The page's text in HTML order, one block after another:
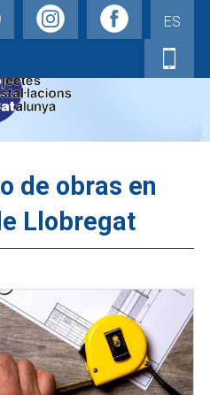
ES
de obras en
Llobregat